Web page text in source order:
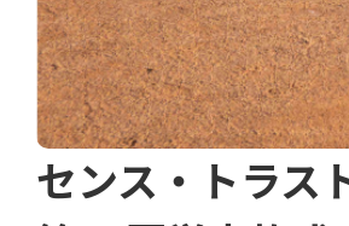
センス・トラス